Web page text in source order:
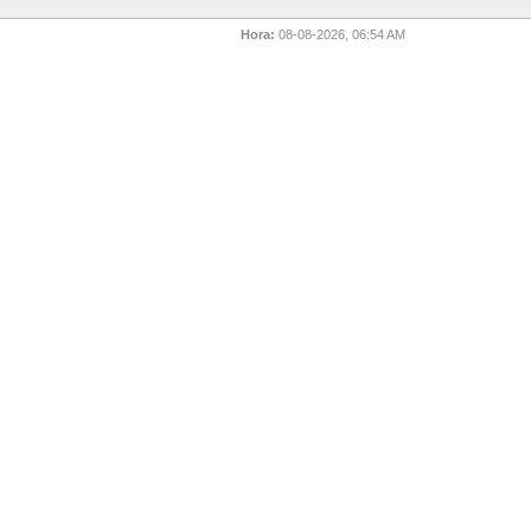
Hora: 08-08-2026, 06:54 AM